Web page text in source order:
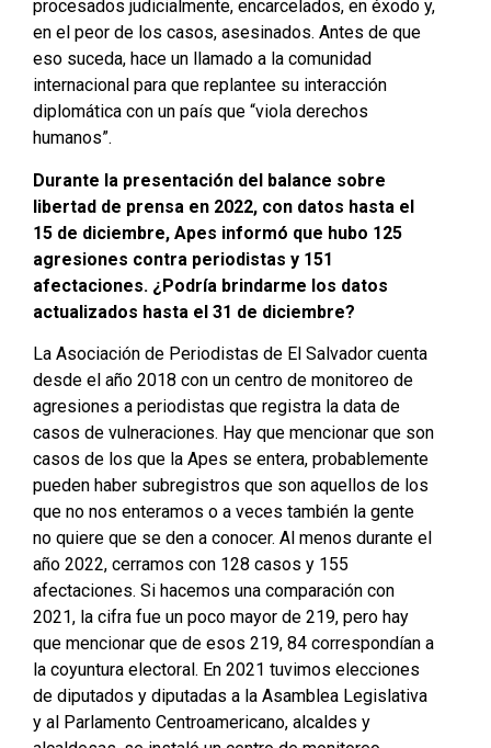
procesados judicialmente, encarcelados, en éxodo y,
en el peor de los casos, asesinados. Antes de que
eso suceda, hace un llamado a la comunidad
internacional para que replantee su interacción
diplomática con un país que “viola derechos
humanos”.
Durante la presentación del balance sobre
libertad de prensa en 2022, con datos hasta el
15 de diciembre, Apes informó que hubo 125
agresiones contra periodistas y 151
afectaciones. ¿Podría brindarme los datos
actualizados hasta el 31 de diciembre?
La Asociación de Periodistas de El Salvador cuenta
desde el año 2018 con un centro de monitoreo de
agresiones a periodistas que registra la data de
casos de vulneraciones. Hay que mencionar que son
casos de los que la Apes se entera, probablemente
pueden haber subregistros que son aquellos de los
que no nos enteramos o a veces también la gente
no quiere que se den a conocer. Al menos durante el
año 2022, cerramos con 128 casos y 155
afectaciones. Si hacemos una comparación con
2021, la cifra fue un poco mayor de 219, pero hay
que mencionar que de esos 219, 84 correspondían a
la coyuntura electoral. En 2021 tuvimos elecciones
de diputados y diputadas a la Asamblea Legislativa
y al Parlamento Centroamericano, alcaldes y